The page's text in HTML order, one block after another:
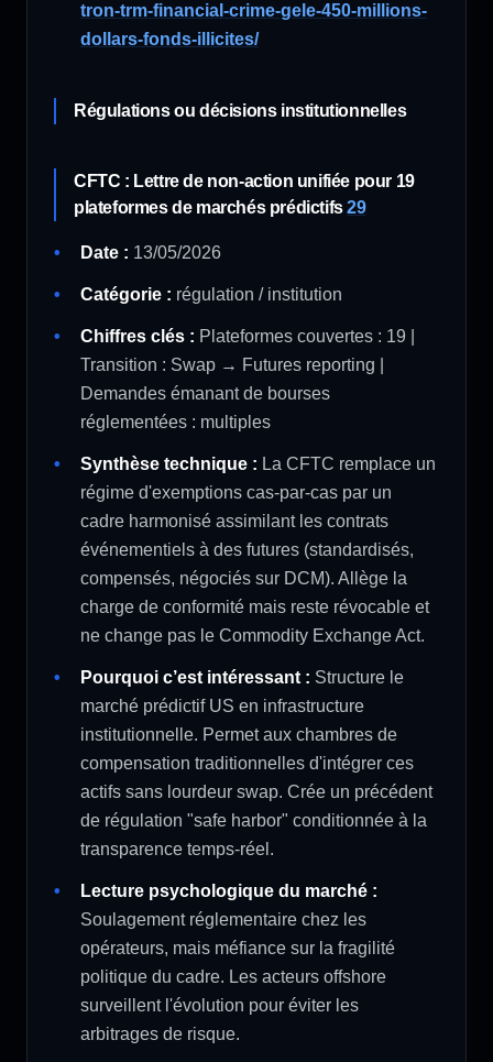
tron-trm-financial-crime-gele-450-millions-
dollars-fonds-illicites/
Régulations ou décisions institutionnelles
CFTC : Lettre de non-action unifiée pour 19
plateformes de marchés prédictifs29
Date : 13/05/2026
Catégorie : régulation / institution
Chiffres clés : Plateformes couvertes : 19 |
Transition : Swap → Futures reporting |
Demandes émanant de bourses
réglementées : multiples
Synthèse technique : La CFTC remplace un
régime d'exemptions cas-par-cas par un
cadre harmonisé assimilant les contrats
événementiels à des futures (standardisés,
compensés, négociés sur DCM). Allège la
charge de conformité mais reste révocable et
ne change pas le Commodity Exchange Act.
Pourquoi c’est intéressant : Structure le
marché prédictif US en infrastructure
institutionnelle. Permet aux chambres de
compensation traditionnelles d'intégrer ces
actifs sans lourdeur swap. Crée un précédent
de régulation "safe harbor" conditionnée à la
transparence temps-réel.
Lecture psychologique du marché :
Soulagement réglementaire chez les
opérateurs, mais méfiance sur la fragilité
politique du cadre. Les acteurs offshore
surveillent l'évolution pour éviter les
arbitrages de risque.